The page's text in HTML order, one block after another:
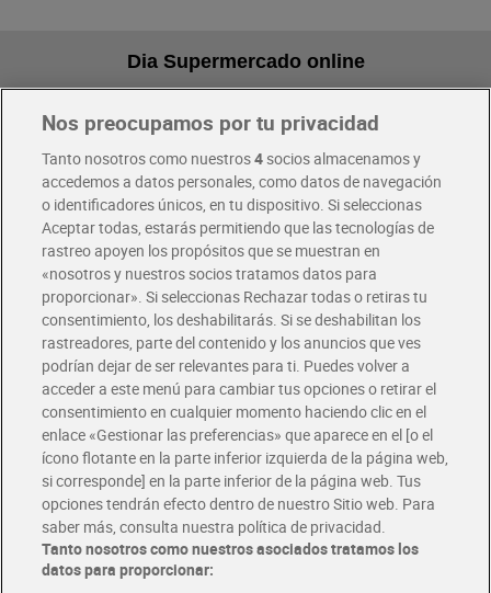
Dia Supermercado online
Pide hoy, recibe hoy
Envío gratis por compras superiores a 100€
Envío estandar por 4,99€
Glovo y Uber Eats
Solicita tu factura de Glovo o Uber Eats
Únete al CLUB Dia
Disfruta las ventajas y ofertas exclusivas.
Descárgate la APP Dia
Folletos y Tiendas
Descubre las mejores ofertas y busca tu tienda más cercana
Tarjeta MaX Dia
Te devuelve hasta 8€/mes de tus compras.
¡Solicita tu tarjeta de crédito aquí!
Nos preocupamos por tu privacidad
Tanto nosotros como nuestros4socios almacenamos y
accedemos a datos personales, como datos de navegación
o identificadores únicos, en tu dispositivo. Si seleccionas
Aceptar todas, estarás permitiendo que las tecnologías de
rastreo apoyen los propósitos que se muestran en
«nosotros y nuestros socios tratamos datos para
proporcionar». Si seleccionas Rechazar todas o retiras tu
consentimiento, los deshabilitarás. Si se deshabilitan los
rastreadores, parte del contenido y los anuncios que ves
podrían dejar de ser relevantes para ti. Puedes volver a
acceder a este menú para cambiar tus opciones o retirar el
consentimiento en cualquier momento haciendo clic en el
enlace «Gestionar las preferencias» que aparece en el [o el
ícono flotante en la parte inferior izquierda de la página web,
si corresponde] en la parte inferior de la página web. Tus
opciones tendrán efecto dentro de nuestro Sitio web. Para
saber más, consulta nuestra política de privacidad.
Tanto nosotros como nuestros asociados tratamos los
datos para proporcionar: